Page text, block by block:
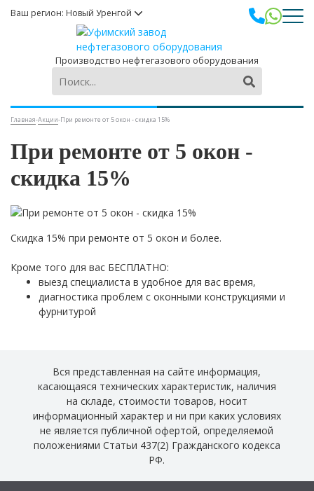
Ваш регион: Новый Уренгой
Производство нефтегазового оборудования
Главная-Акции-При ремонте от 5 окон - скидка 15%
При ремонте от 5 окон -
скидка 15%
Скидка 15% при ремонте от 5 окон и более.
Кроме того для вас БЕСПЛАТНО:
выезд специалиста в удобное для вас время,
диагностика проблем с оконными конструкциями и
фурнитурой
Вся представленная на сайте информация,
касающаяся технических характеристик, наличия
на складе, стоимости товаров, носит
информационный характер и ни при каких условиях
не является публичной офертой, определяемой
положениями Статьи 437(2) Гражданского кодекса
РФ.